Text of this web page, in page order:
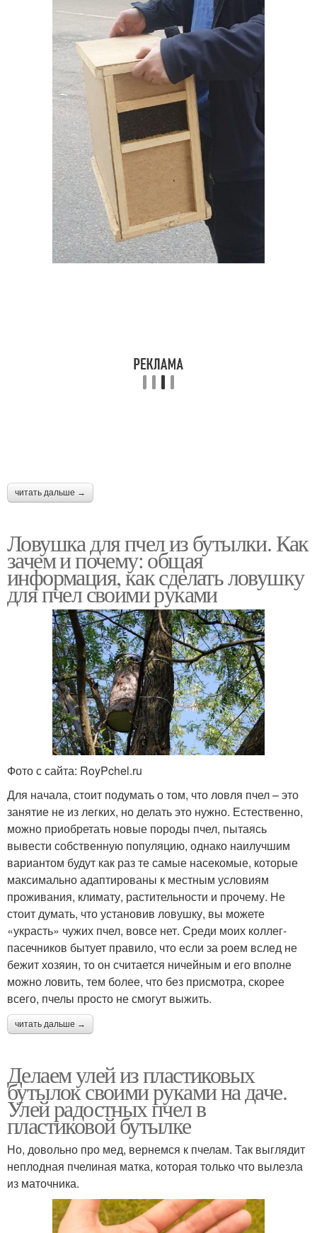
читать дальше →
Ловушка для пчел из бутылки. Как
зачем и почему: общая
информация, как сделать ловушку
для пчел своими руками
Фото с сайта: RoyPchel.ru
Для начала, стоит подумать о том, что ловля пчел – это
занятие не из легких, но делать это нужно. Естественно,
можно приобретать новые породы пчел, пытаясь
вывести собственную популяцию, однако наилучшим
вариантом будут как раз те самые насекомые, которые
максимально адаптированы к местным условиям
проживания, климату, растительности и прочему. Не
стоит думать, что установив ловушку, вы можете
«украсть» чужих пчел, вовсе нет. Среди моих коллег-
пасечников бытует правило, что если за роем вслед не
бежит хозяин, то он считается ничейным и его вполне
можно ловить, тем более, что без присмотра, скорее
всего, пчелы просто не смогут выжить.
читать дальше →
Делаем улей из пластиковых
бутылок своими руками на даче.
Улей радостных пчел в
пластиковой бутылке
Но, довольно про мед, вернемся к пчелам. Так выглядит
неплодная пчелиная матка, которая только что вылезла
из маточника.